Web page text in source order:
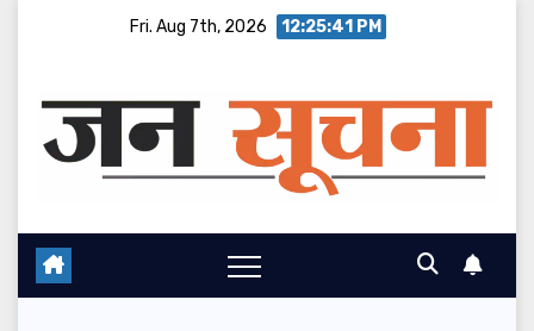
Fri. Aug 7th, 2026 12:25:42 PM